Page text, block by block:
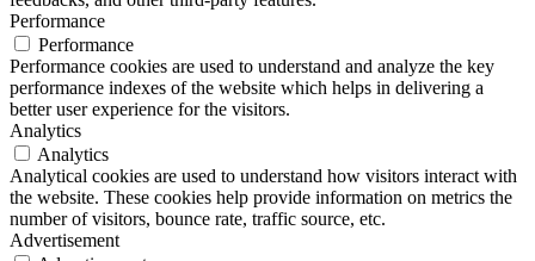
Performance
Performance
Performance cookies are used to understand and analyze the key
performance indexes of the website which helps in delivering a
better user experience for the visitors.
Analytics
Analytics
Analytical cookies are used to understand how visitors interact with
the website. These cookies help provide information on metrics the
number of visitors, bounce rate, traffic source, etc.
Advertisement